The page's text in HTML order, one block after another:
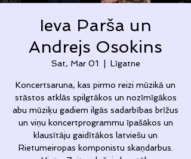
Ieva Parša un
Andrejs Osokins
Sat, Mar 01 Līgatne
Koncertsaruna, kas pirmo reizi mūzikā un
stāstos atklās spilgtākos un nozīmīgākos
abu mūziķu gadiem ilgās sadarbības brīžus
un viņu koncertprogrammu īpašākos un
klausītāju gaidītākos latviešu un
Rietumeiropas komponistu skaņdarbus.